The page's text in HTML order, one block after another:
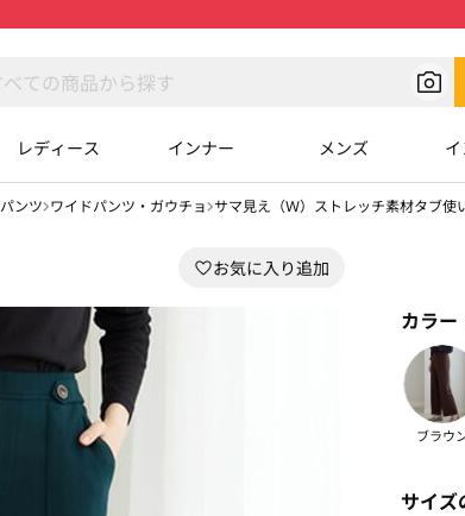
レディース インナー メンズ
パンツ ワイドパンツ・ガウチョ サマ見え（Ｗ）ストレッチ素材タブ使
カラー
ブラウ
サイズ